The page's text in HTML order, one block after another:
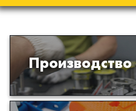
Производство
Разработка и
из